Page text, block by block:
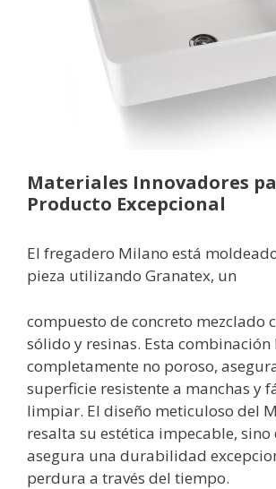
Materiales Innovadores
Producto Excepcional
El fregadero Milano está
pieza utilizando Granatex, un
compuesto de concreto mezclado
sólido y resinas. Esta combinación
completamente no poroso,
superficie resistente a manchas y
limpiar. El diseño meticuloso del
resalta su estética impecable,
asegura una durabilidad
perdura a través del tiempo.